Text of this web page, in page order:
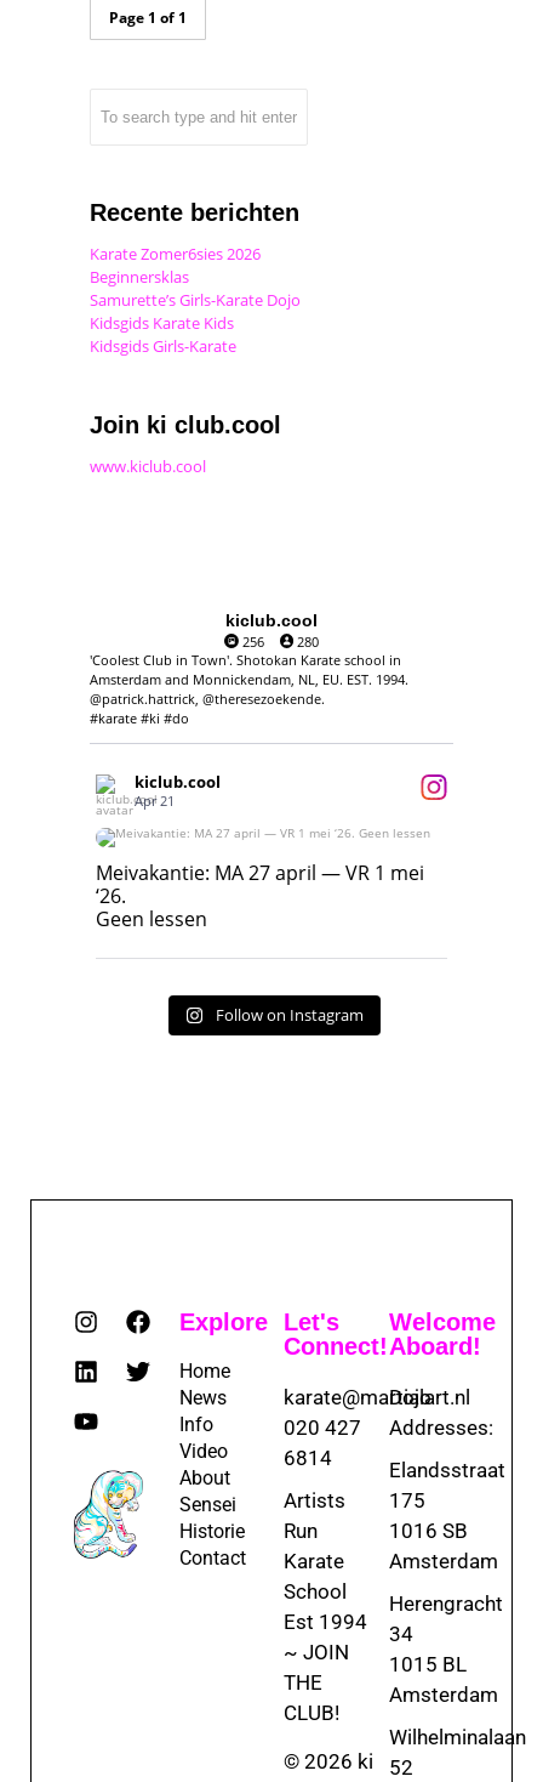
Page 1 of 1
Recente berichten
Karate Zomer6sies 2026
Beginnersklas
Samurette’s Girls-Karate Dojo
Kidsgids Karate Kids
Kidsgids Girls-Karate
Join ki club.cool
www.kiclub.cool
kiclub.cool
256
280
'Coolest Club in Town'. Shotokan Karate school in
Amsterdam and Monnickendam, NL, EU. EST. 1994.
@patrick.hattrick, @theresezoekende.
#karate #ki #do
kiclub.cool
Apr 21
Meivakantie: MA 27 april — VR 1 mei ‘26.
Geen lessen
Meivakantie: MA 27 april — VR 1 mei
‘26.
Geen lessen
Follow on Instagram
Explore
Home
News
Info
Video
About
Sensei
Historie
Contact
Let's
Connect!
karate@martialart.nl
020 427
6814
Artists
Run
Karate
School
Est 1994
~ JOIN
THE
CLUB!
© 2026 ki
Welcome
Aboard!
Dojo
Addresses:
Elandsstraat
175
1016 SB
Amsterdam
Herengracht
34
1015 BL
Amsterdam
Wilhelminalaan
52